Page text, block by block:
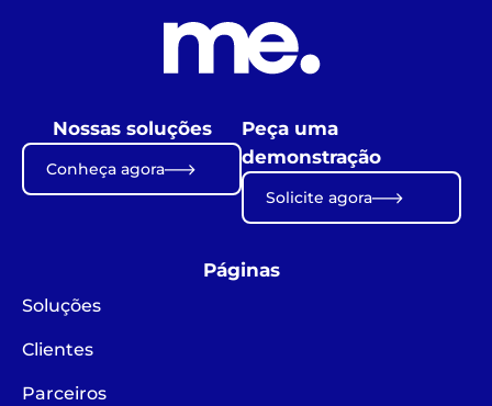
Nossas soluções
Conheça agora
Peça uma
demonstração
Solicite agora
Páginas
Soluções
Clientes
Parceiros